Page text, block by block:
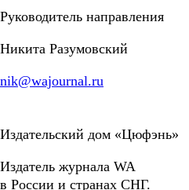
Руководитель направления
Никита Разумовский
nik@wajournal.ru
Издательский дом «Цюфэнь»
Издатель журнала WA
в России и странах СНГ.